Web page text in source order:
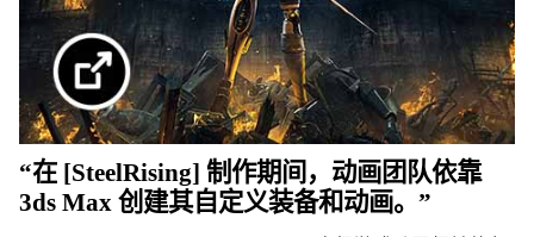
“在 [SteelRising] 制作期间，动画团队依靠
3ds Max 创建其自定义装备和动画。”